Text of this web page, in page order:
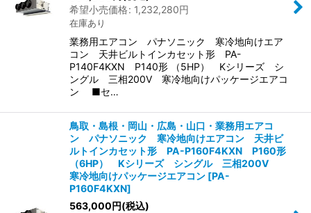
希望小売価格: 1,232,280円
在庫あり
業務用エアコン パナソニック 寒冷地向けエア
コン 天井ビルトインカセット形 PA-
P140F4KXN P140形 （5HP） Kシリーズ シ
ングル 三相200V 寒冷地向けパッケージエアコ
ン ■セ…
鳥取・島根・岡山・広島・山口・業務用エアコ
ン パナソニック 寒冷地向けエアコン 天井ビ
ルトインカセット形 PA-P160F4KXN P160形
（6HP） Kシリーズ シングル 三相200V
寒冷地向けパッケージエアコン [PA-
P160F4KXN]
563,000円(税込)